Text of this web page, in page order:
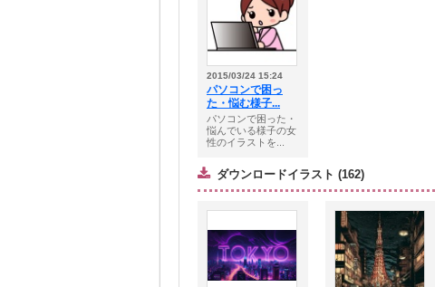
2015/03/24 15:24
パソコンで困っ
た・悩む様子...
パソコンで困った・
悩んでいる様子の女
性のイラストを...
ダウンロードイラスト (162)